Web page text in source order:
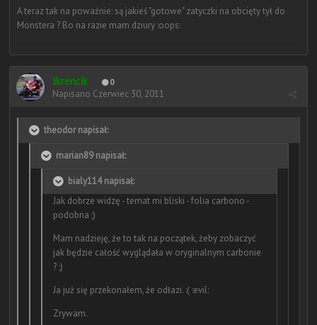
A teraz tak na poważnie: są jakieś "gotowe" zatyczki na obcięty tył do
Monstera ? Bo na razie mam dziury :oops:
lkrencik 0
Napisano Czerwiec 30, 2011
theodor napisał:
marian89 napisał:
bialy114 napisał:
Jak dobrze widzę - temat mi bliski - folia carbono -
podobna ;)
Mam nadzieję, że to tak na początek, żeby zobaczyć
jak będzie całość wyglądała w oryginalnym carbonie
? ;)
Ja już się przekonałem, że odłazi. :( :evil:
Zrywam.